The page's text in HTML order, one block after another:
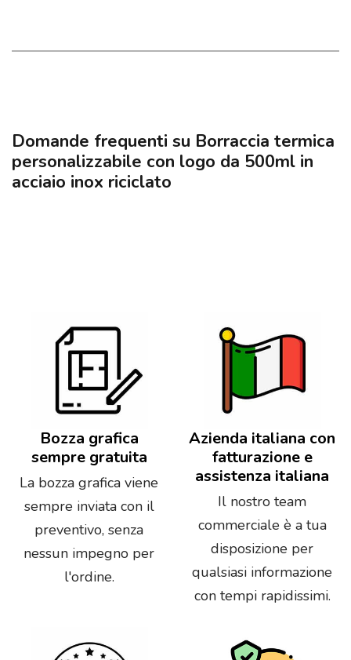
Domande frequenti su Borraccia termica
personalizzabile con logo da 500ml in
acciaio inox riciclato
Bozza grafica
sempre gratuita
La bozza grafica viene
sempre inviata con il
preventivo, senza
nessun impegno per
l'ordine.
Azienda italiana con
fatturazione e
assistenza italiana
Il nostro team
commerciale è a tua
disposizione per
qualsiasi informazione
con tempi rapidissimi.